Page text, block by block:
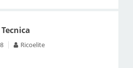
Ricoelite